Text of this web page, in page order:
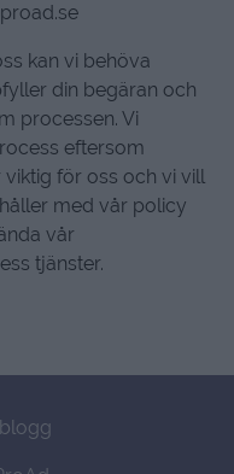
kan vi behöva
din begäran och
processen. Vi
eftersom
för oss och vi vill
med vår policy
vår
tjänster.